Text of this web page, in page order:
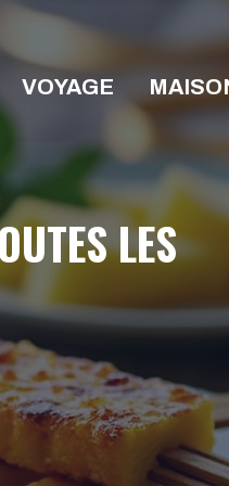
VOYAGE
LES